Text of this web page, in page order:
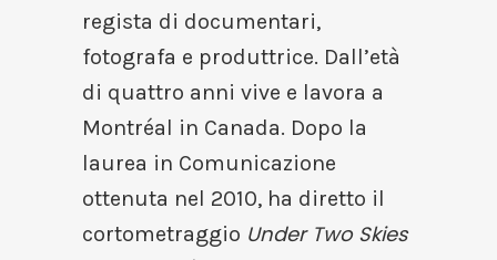
regista di documentari,
fotografa e produttrice. Dall’età
di quattro anni vive e lavora a
Montréal in Canada. Dopo la
laurea in Comunicazione
ottenuta nel 2010, ha diretto il
cortometraggio Under Two Skies